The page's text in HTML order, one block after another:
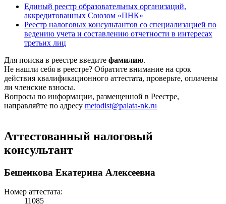
Единый реестр образовательных организаций,
аккредитованных Союзом «ПНК»
Реестр налоговых консультантов со специализацией по
ведению учета и составлению отчетности в интересах
третьих лиц
Для поиска в реестре введите фамилию.
Не нашли себя в реестре? Обратите внимание на срок
действия квалификационного аттестата, проверьте, оплачены
ли членские взносы.
Вопросы по информации, размещенной в Реестре,
направляйте по адресу metodist@palata-nk.ru
Аттестованный налоговый
консультант
Бешенкова Екатерина Алексеевна
Номер аттестата:
11085